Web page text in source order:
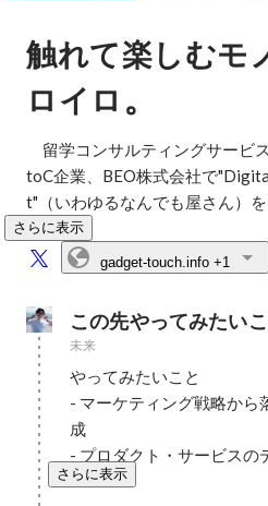
触れて楽しむモ
ロイロ 。
留学コンサルティングサービ
toC企業、BEO株式会社で
t"（いわゆるなんでも屋さん）を
さらに表示
gadget-touch.info +1
この先やってみたい
未来
やってみたいこと
- マーケティング戦略から
成
- プロダクト・サービスの
さらに表示